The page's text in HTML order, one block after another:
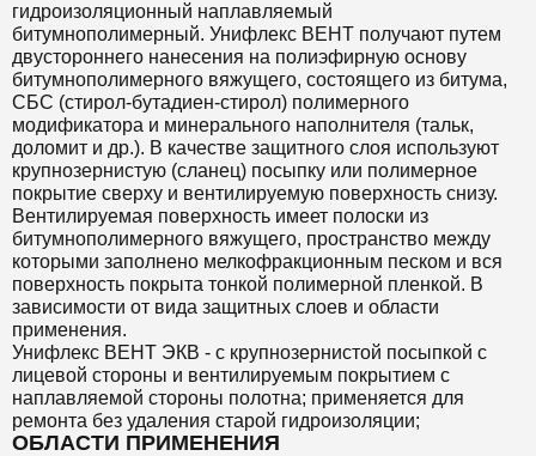
гидроизоляционный наплавляемый
битумнополимерный. Унифлекс ВЕНТ получают путем
двустороннего нанесения на полиэфирную основу
битумнополимерного вяжущего, состоящего из битума,
СБС (стирол-бутадиен-стирол) полимерного
модификатора и минерального наполнителя (тальк,
доломит и др.). В качестве защитного слоя используют
крупнозернистую (сланец) посыпку или полимерное
покрытие сверху и вентилируемую поверхность снизу.
Вентилируемая поверхность имеет полоски из
битумнополимерного вяжущего, пространство между
которыми заполнено мелкофракционным песком и вся
поверхность покрыта тонкой полимерной пленкой. В
зависимости от вида защитных слоев и области
применения.
Унифлекс ВЕНТ ЭКВ - с крупнозернистой посыпкой с
лицевой стороны и вентилируемым покрытием с
наплавляемой стороны полотна; применяется для
ремонта без удаления старой гидроизоляции;
ОБЛАСТИ ПРИМЕНЕНИЯ